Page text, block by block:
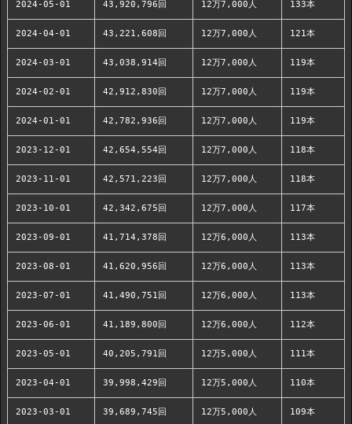
2024-05-01 43,920,796回 12万7,000人 133本
2024-04-01 43,221,608回 12万7,000人 121本
2024-03-01 43,038,914回 12万7,000人 119本
2024-02-01 42,912,830回 12万7,000人 119本
2024-01-01 42,782,936回 12万7,000人 119本
2023-12-01 42,654,554回 12万7,000人 118本
2023-11-01 42,571,223回 12万7,000人 118本
2023-10-01 42,342,675回 12万7,000人 117本
2023-09-01 41,714,378回 12万6,000人 113本
2023-08-01 41,620,956回 12万6,000人 113本
2023-07-01 41,490,751回 12万6,000人 113本
2023-06-01 41,189,800回 12万6,000人 112本
2023-05-01 40,205,791回 12万5,000人 111本
2023-04-01 39,998,429回 12万5,000人 110本
2023-03-01 39,689,745回 12万5,000人 109本